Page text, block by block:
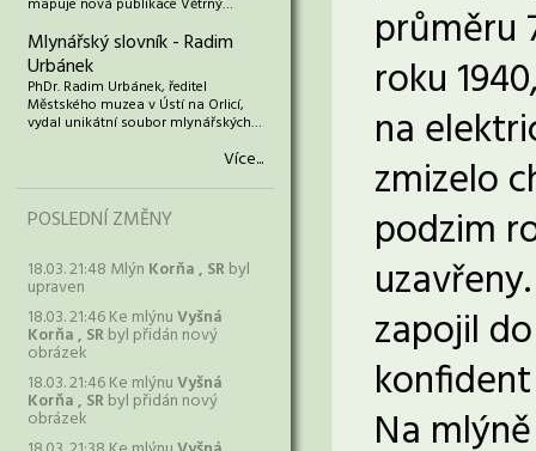
mapuje nová publikace Větrný…
Mlynářský slovník - Radim
Urbánek
PhDr. Radim Urbánek, ředitel
Městského muzea v Ústí na Orlicí,
vydal unikátní soubor mlynářských…
Více...
POSLEDNÍ ZMĚNY
18.03. 21:48 Mlýn Korňa , SRbyl
upraven
18.03. 21:46 Ke mlýnuVyšná
Korňa , SRbyl přidán nový
obrázek
18.03. 21:46 Ke mlýnuVyšná
Korňa , SRbyl přidán nový
obrázek
průměru
roku
na
zmizelo
podzim
zapojil
Na